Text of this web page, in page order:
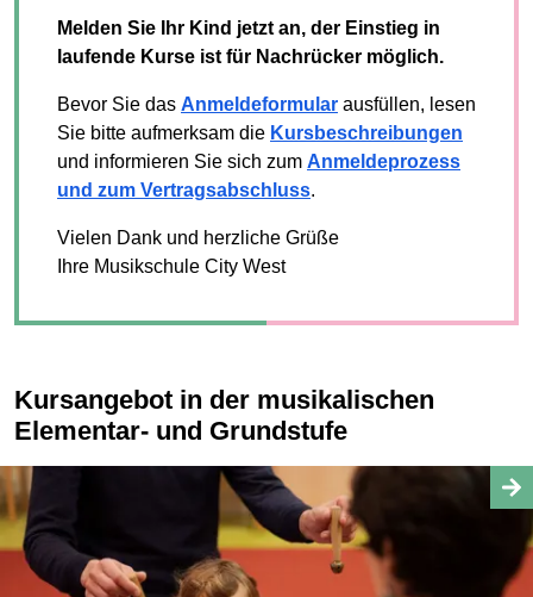
Melden Sie Ihr Kind jetzt an, der Einstieg in
laufende Kurse ist für Nachrücker möglich.
Bevor Sie das Anmeldeformular ausfüllen, lesen
Sie bitte aufmerksam die Kursbeschreibungen
und informieren Sie sich zum Anmeldeprozess
und zum Vertragsabschluss.
Vielen Dank und herzliche Grüße
Ihre Musikschule City West
Kursangebot in der musikalischen
Elementar- und Grundstufe